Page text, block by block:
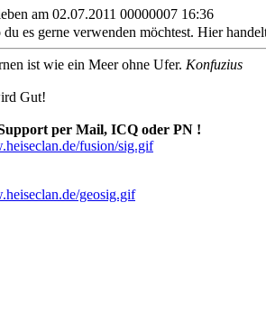
am 02.07.2011 00000007 16:36
es gerne verwenden möchtest. Hier
ist wie ein Meer ohne Ufer. Konfuzius
Gut!
per Mail, ICQ oder PN !